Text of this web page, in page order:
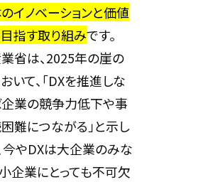
イノベーションと価値
指す取り組みです。
省は、2025年の崖の
いて、「DXを推進しな
業の競争力低下や事
難につながる」と示し
今やDXは大企業のみな
企業にとっても不可欠